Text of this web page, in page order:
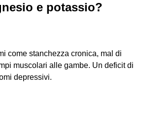
e potassio?
come stanchezza cronica, mal di
muscolari alle gambe. Un deficit di
depressivi.